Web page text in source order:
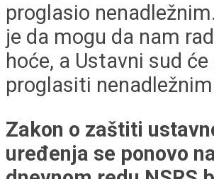
proglasio
je da mogu da nam
hoće, a Ustavni sud
proglasiti
Zakon o zaštiti
uređenja se ponovo